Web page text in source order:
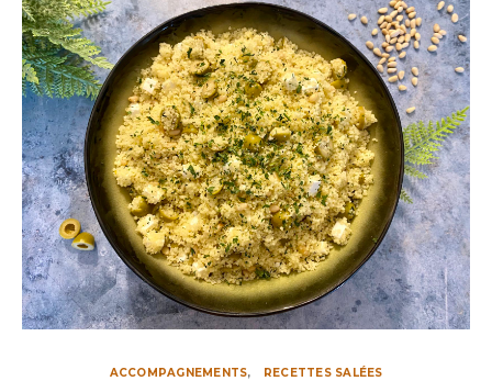
ACCOMPAGNEMENTS RECETTES SALÉES